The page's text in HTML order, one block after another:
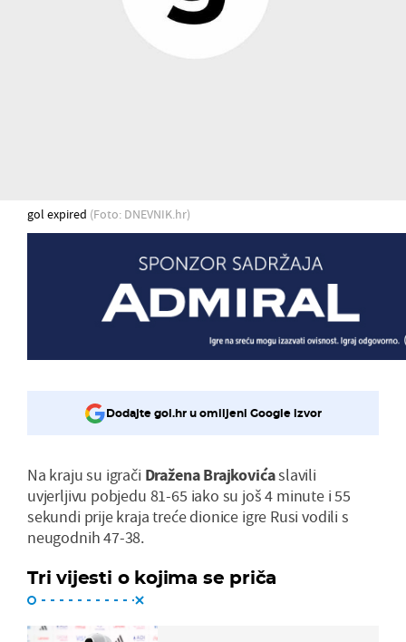
gol expired (Foto: DNEVNIK.hr)
Dodajte gol.hr u omiljeni Google izvor
Na kraju su igrači Dražena Brajkovićaslavili
uvjerljivu pobjedu 81-65 iako su još 4 minute i 55
sekundi prije kraja treće dionice igre Rusi vodili s
neugodnih 47-38.
Tri vijesti o kojima se priča